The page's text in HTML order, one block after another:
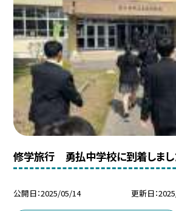
修学旅行 勇払中学校に到着しまし
公開日 2025/05/14 更新日